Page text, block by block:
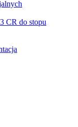
CR do stopu